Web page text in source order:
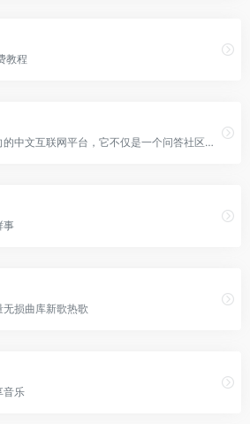
教程
知乎是一个多面向的中文互联网平台，它不仅是一个问答社区，也是一个内容分享和讨论的场所。
事
损曲库新歌热歌
音乐